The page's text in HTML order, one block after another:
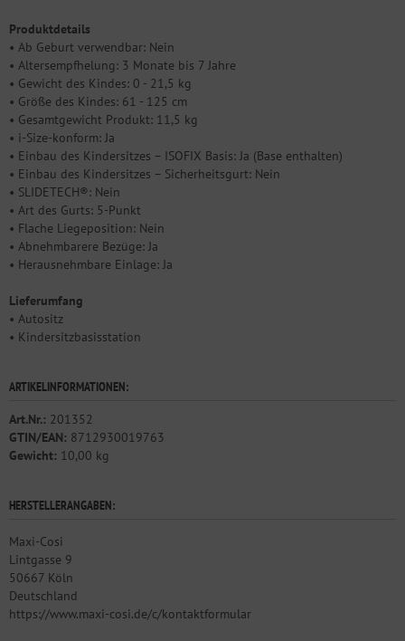
Produktdetails
• Ab Geburt verwendbar: Nein
• Altersempfhelung: 3 Monate bis 7 Jahre
• Gewicht des Kindes: 0 - 21,5 kg
• Größe des Kindes: 61 - 125 cm
• Gesamtgewicht Produkt: 11,5 kg
• i-Size-konform: Ja
• Einbau des Kindersitzes – ISOFIX Basis: Ja (Base enthalten)
• Einbau des Kindersitzes – Sicherheitsgurt: Nein
• SLIDETECH®: Nein
• Art des Gurts: 5-Punkt
• Flache Liegeposition: Nein
• Abnehmbarere Bezüge: Ja
• Herausnehmbare Einlage: Ja
Lieferumfang
• Autositz
• Kindersitzbasisstation
ARTIKELINFORMATIONEN:
Art.Nr.: 201352
GTIN/EAN: 8712930019763
Gewicht: 10,00 kg
HERSTELLERANGABEN:
Maxi-Cosi
Lintgasse 9
50667 Köln
Deutschland
https://www.maxi-cosi.de/c/kontaktformular